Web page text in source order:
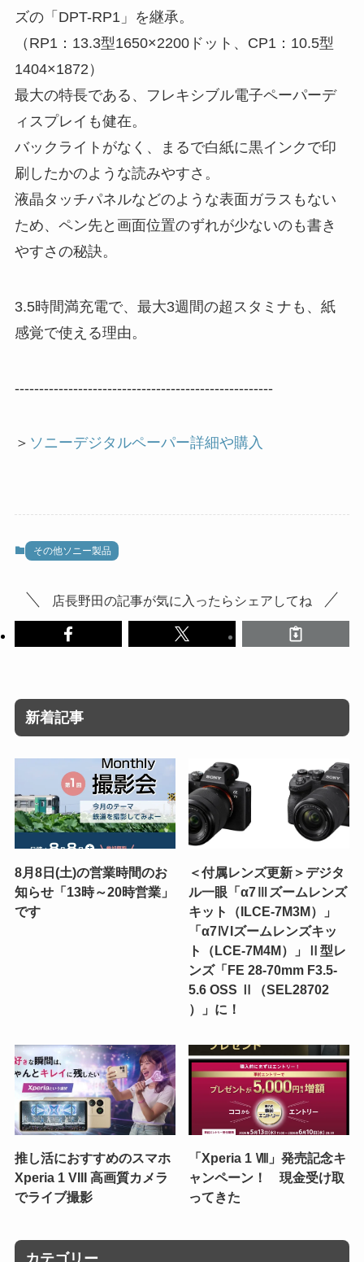
ズの「DPT-RP1」を継承。
（RP1：13.3型1650×2200ドット、CP1：10.5型
1404×1872）
最大の特長である、フレキシブル電子ペーパーデ
ィスプレイも健在。
バックライトがなく、まるで白紙に黒インクで印
刷したかのような読みやすさ。
液晶タッチパネルなどのような表面ガラスもない
ため、ペン先と画面位置のずれが少ないのも書き
やすさの秘訣。
3.5時間満充電で、最大3週間の超スタミナも、紙
感覚で使える理由。
-----------------------------------------------------
＞ ソニーデジタルペーパー詳細や購入
その他ソニー製品
店長野田の記事が気に入ったらシェアしてね
新着記事
8月8日(土)の営業時間のお
知らせ「13時～20時営業」
です
＜付属レンズ更新＞デジタ
ル一眼「α7Ⅲズームレンズ
キット（ILCE-7M3M）」
「α7ⅣIズームレンズキッ
ト（LCE-7M4M）」Ⅱ型レ
ンズ「FE 28-70mm F3.5-
5.6 OSS Ⅱ（SEL28702
）」に！
推し活におすすめのスマホ
Xperia 1 VIII 高画質カメラ
でライブ撮影
「Xperia 1 Ⅷ」発売記念キ
ャンペーン！ 現金受け取
ってきた
カテゴリー